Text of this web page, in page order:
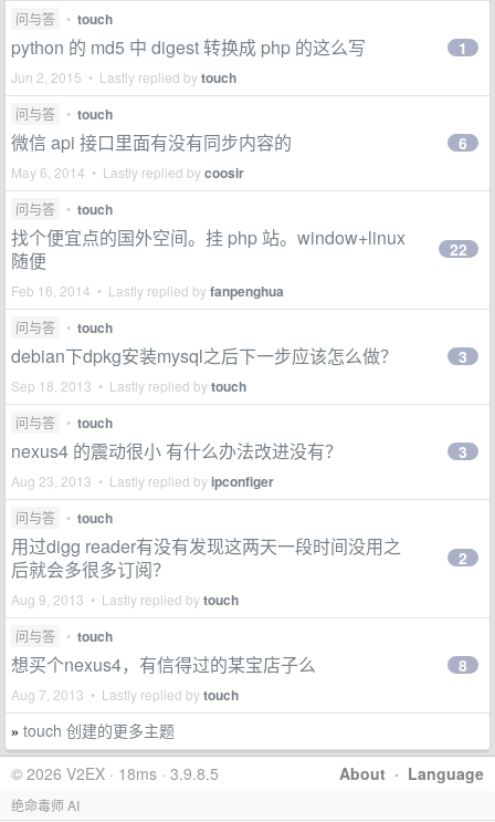
问与答 • touch
python 的 md5 中 digest 转换成 php 的这么写
Jun 2, 2015 • Lastly replied bytouch
1
问与答 • touch
微信 api 接口里面有没有同步内容的
May 6, 2014 • Lastly replied bycoosir
6
问与答 • touch
找个便宜点的国外空间。挂 php 站。window+linux
随便
Feb 16, 2014 • Lastly replied byfanpenghua
22
问与答 • touch
debian下dpkg安装mysql之后下一步应该怎么做？
Sep 18, 2013 • Lastly replied bytouch
3
问与答 • touch
nexus4 的震动很小 有什么办法改进没有？
Aug 23, 2013 • Lastly replied byipconfiger
3
问与答 • touch
用过digg reader有没有发现这两天一段时间没用之
后就会多很多订阅？
Aug 9, 2013 • Lastly replied bytouch
2
问与答 • touch
想买个nexus4，有信得过的某宝店子么
Aug 7, 2013 • Lastly replied bytouch
8
» touch 创建的更多主题
About · Language
© 2026 V2EX · 18ms · 3.9.8.5
绝命毒师 AI